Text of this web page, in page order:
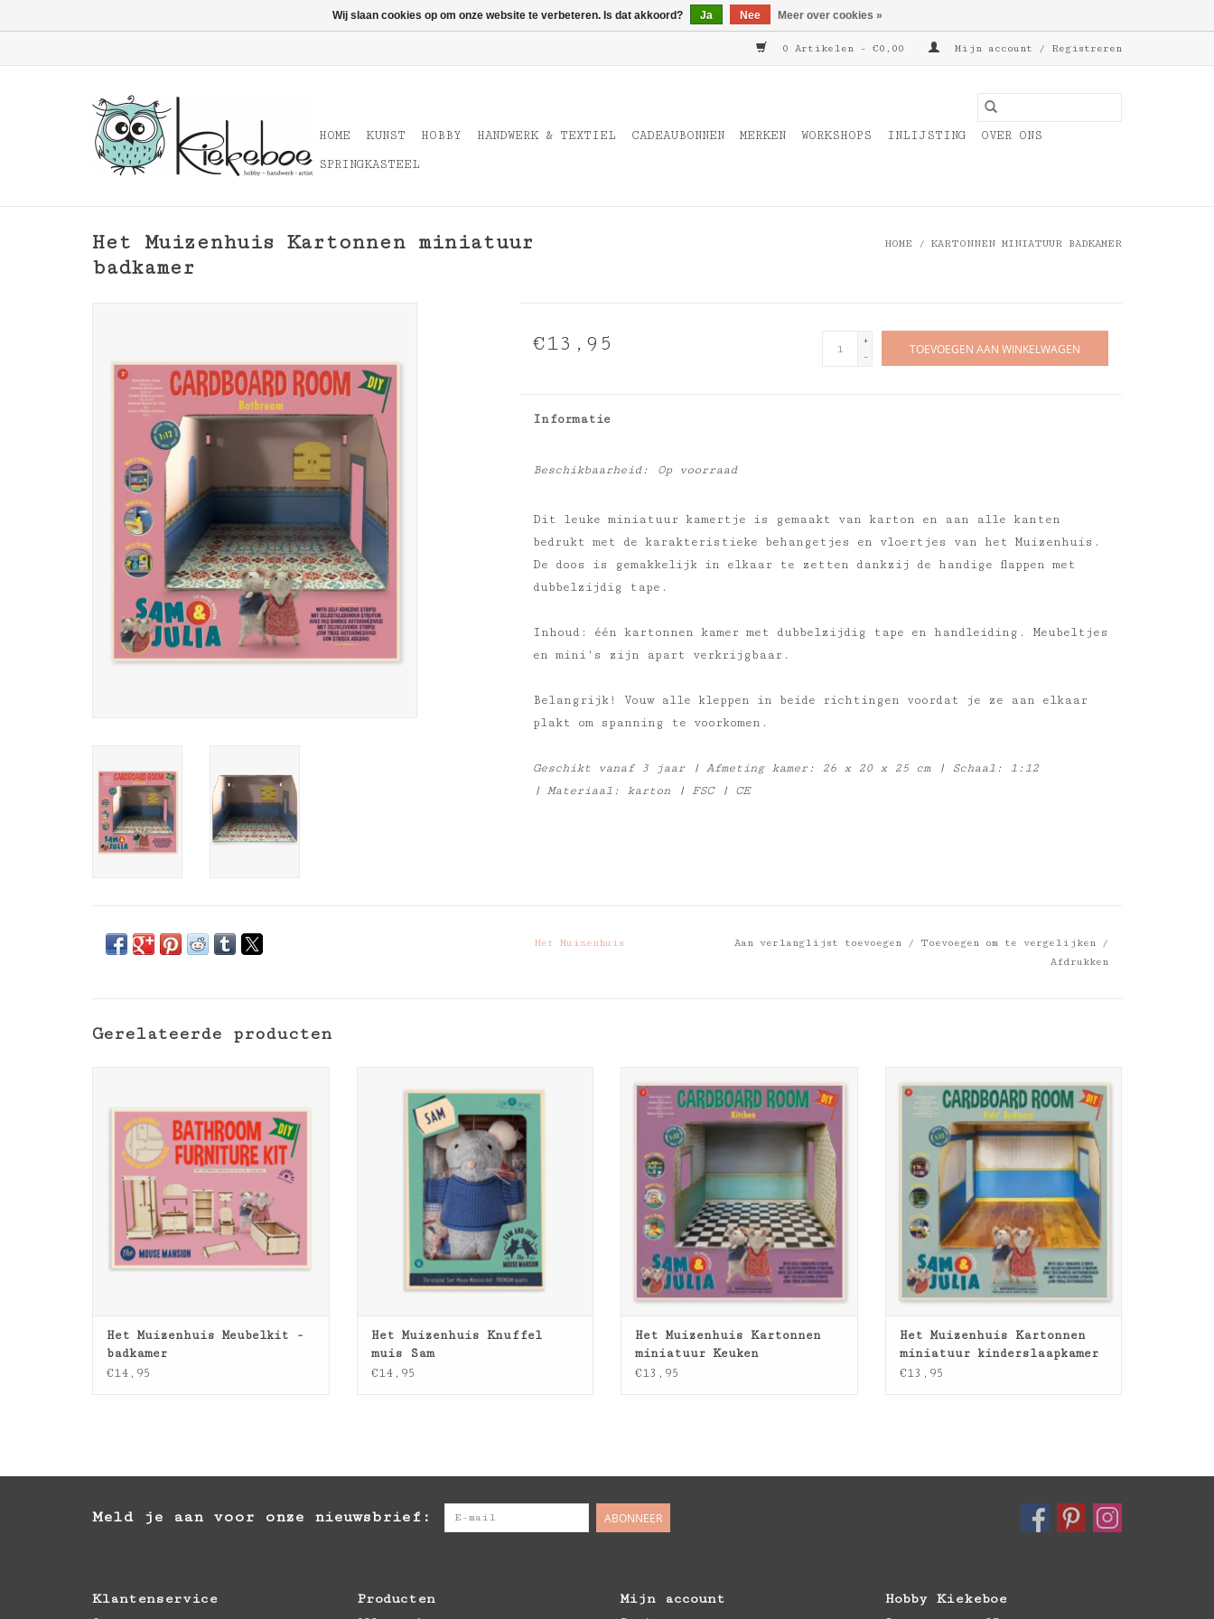
0 Artikelen - €0,00 Mijn account / Registreren
HOME KUNST HOBBY HANDWERK & TEXTIEL CADEAUBONNEN MERKEN WORKSHOPS INLIJSTING
OVER ONS
SPRINGKASTEEL
Het Muizenhuis Kartonnen miniatuur
badkamer
HOME / KARTONNEN MINIATUUR BADKAMER
€13,95
+
-
TOEVOEGEN AAN WINKELWAGEN
Informatie
Beschikbaarheid: Op voorraad
Dit leuke miniatuur kamertje is gemaakt van karton en aan alle kanten
bedrukt met de karakteristieke behangetjes en vloertjes van het Muizenhuis.
De doos is gemakkelijk in elkaar te zetten dankzij de handige flappen met
dubbelzijdig tape.
Inhoud: één kartonnen kamer met dubbelzijdig tape en handleiding. Meubeltjes
en mini's zijn apart verkrijgbaar.
Belangrijk! Vouw alle kleppen in beide richtingen voordat je ze aan elkaar
plakt om spanning te voorkomen.
Geschikt vanaf 3 jaar | Afmeting kamer: 26 x 20 x 25 cm | Schaal: 1:12
| Materiaal: karton | FSC | CE
Het Muizenhuis Aan verlanglijst toevoegen / Toevoegen om te vergelijken
/
Afdrukken
Gerelateerde producten
Het Muizenhuis Meubelkit -
badkamer
€14,95
TOEVOEGEN AAN WINKELWAGEN
Het Muizenhuis Knuffel
muis Sam
€14,95
Keuken
TOEVOEGEN AAN WINKELWAGEN
Het Muizenhuis Kartonnen
miniatuur Keuken
€13,95
kinderslaapkamer
TOEVOEGEN AAN WINKELWAGEN
Het Muizenhuis Kartonnen
miniatuur kinderslaapkamer
€13,95
Meld je aan voor onze nieuwsbrief: ABONNEER
Klantenservice Producten Mijn account Hobby Kiekeboe
Wij slaan cookies op om onze website te verbeteren. Is dat akkoord? Ja Nee Meer over cookies »